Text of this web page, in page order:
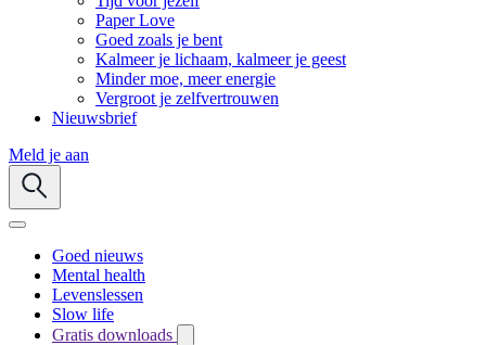
Paper Love
Goed zoals je bent
Kalmeer je lichaam, kalmeer je geest
Minder moe, meer energie
Vergroot je zelfvertrouwen
Nieuwsbrief
Meld je aan
Goed nieuws
Mental health
Levenslessen
Slow life
Gratis downloads